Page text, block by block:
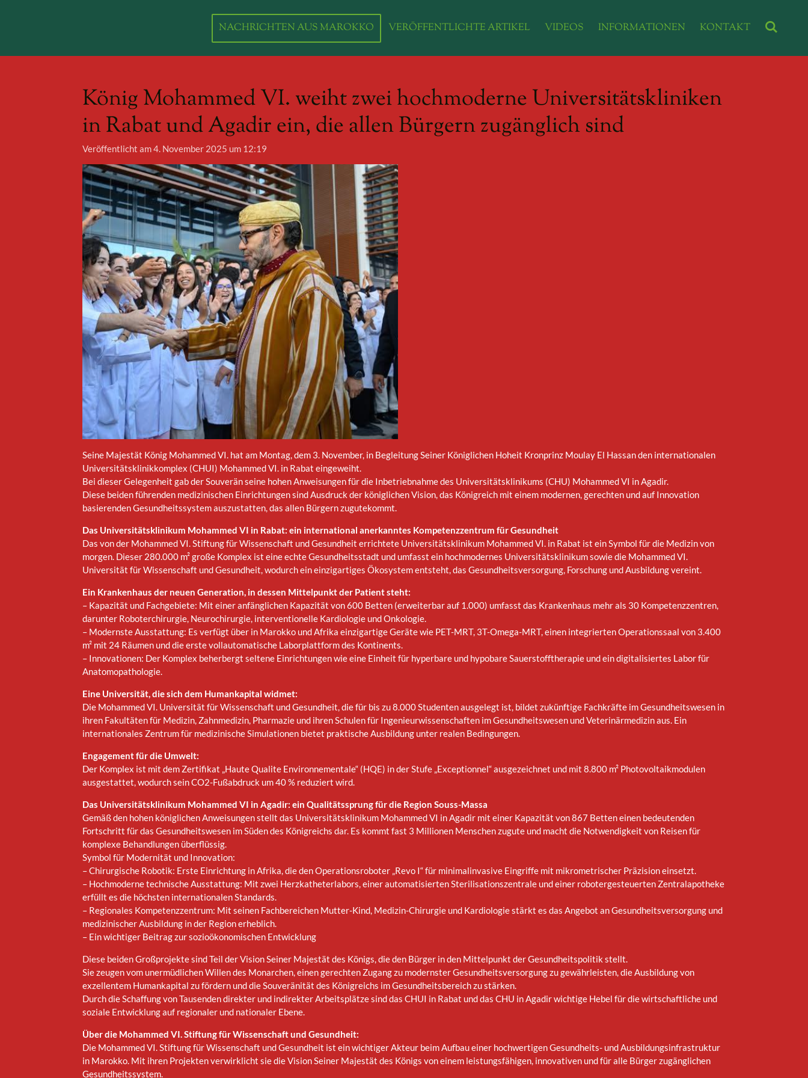
NACHRICHTEN AUS MAROKKO VERÖFFENTLICHTE ARTIKEL VIDEOS INFORMATIONEN KONTAKT
König Mohammed VI. weiht zwei hochmoderne Universitätskliniken
in Rabat und Agadir ein, die allen Bürgern zugänglich sind
Veröffentlicht am 4. November 2025 um 12:19
Seine Majestät König Mohammed VI. hat am Montag, dem 3. November, in Begleitung Seiner Königlichen Hoheit Kronprinz Moulay El Hassan den internationalen
Universitätsklinikkomplex (CHUI) Mohammed VI. in Rabat eingeweiht.
Bei dieser Gelegenheit gab der Souverän seine hohen Anweisungen für die Inbetriebnahme des Universitätsklinikums (CHU) Mohammed VI in Agadir.
Diese beiden führenden medizinischen Einrichtungen sind Ausdruck der königlichen Vision, das Königreich mit einem modernen, gerechten und auf Innovation
basierenden Gesundheitssystem auszustatten, das allen Bürgern zugutekommt.
Das Universitätsklinikum Mohammed VI in Rabat: ein international anerkanntes Kompetenzzentrum für Gesundheit
Das von der Mohammed VI. Stiftung für Wissenschaft und Gesundheit errichtete Universitätsklinikum Mohammed VI. in Rabat ist ein Symbol für die Medizin von
morgen. Dieser 280.000 m² große Komplex ist eine echte Gesundheitsstadt und umfasst ein hochmodernes Universitätsklinikum sowie die Mohammed VI.
Universität für Wissenschaft und Gesundheit, wodurch ein einzigartiges Ökosystem entsteht, das Gesundheitsversorgung, Forschung und Ausbildung vereint.
Ein Krankenhaus der neuen Generation, in dessen Mittelpunkt der Patient steht:
– Kapazität und Fachgebiete: Mit einer anfänglichen Kapazität von 600 Betten (erweiterbar auf 1.000) umfasst das Krankenhaus mehr als 30 Kompetenzzentren,
darunter Roboterchirurgie, Neurochirurgie, interventionelle Kardiologie und Onkologie.
– Modernste Ausstattung: Es verfügt über in Marokko und Afrika einzigartige Geräte wie PET-MRT, 3T-Omega-MRT, einen integrierten Operationssaal von 3.400
m² mit 24 Räumen und die erste vollautomatische Laborplattform des Kontinents.
– Innovationen: Der Komplex beherbergt seltene Einrichtungen wie eine Einheit für hyperbare und hypobare Sauerstofftherapie und ein digitalisiertes Labor für
Anatomopathologie.
Eine Universität, die sich dem Humankapital widmet:
Die Mohammed VI. Universität für Wissenschaft und Gesundheit, die für bis zu 8.000 Studenten ausgelegt ist, bildet zukünftige Fachkräfte im Gesundheitswesen in
ihren Fakultäten für Medizin, Zahnmedizin, Pharmazie und ihren Schulen für Ingenieurwissenschaften im Gesundheitswesen und Veterinärmedizin aus. Ein
internationales Zentrum für medizinische Simulationen bietet praktische Ausbildung unter realen Bedingungen.
Engagement für die Umwelt:
Der Komplex ist mit dem Zertifikat „Haute Qualite Environnementale“ (HQE) in der Stufe „Exceptionnel“ ausgezeichnet und mit 8.800 m² Photovoltaikmodulen
ausgestattet, wodurch sein CO2-Fußabdruck um 40 % reduziert wird.
Das Universitätsklinikum Mohammed VI in Agadir: ein Qualitätssprung für die Region Souss-Massa
Gemäß den hohen königlichen Anweisungen stellt das Universitätsklinikum Mohammed VI in Agadir mit einer Kapazität von 867 Betten einen bedeutenden
Fortschritt für das Gesundheitswesen im Süden des Königreichs dar. Es kommt fast 3 Millionen Menschen zugute und macht die Notwendigkeit von Reisen für
komplexe Behandlungen überflüssig.
Symbol für Modernität und Innovation:
– Chirurgische Robotik: Erste Einrichtung in Afrika, die den Operationsroboter „Revo I“ für minimalinvasive Eingriffe mit mikrometrischer Präzision einsetzt.
– Hochmoderne technische Ausstattung: Mit zwei Herzkatheterlabors, einer automatisierten Sterilisationszentrale und einer robotergesteuerten Zentralapotheke
erfüllt es die höchsten internationalen Standards.
– Regionales Kompetenzzentrum: Mit seinen Fachbereichen Mutter-Kind, Medizin-Chirurgie und Kardiologie stärkt es das Angebot an Gesundheitsversorgung und
medizinischer Ausbildung in der Region erheblich.
– Ein wichtiger Beitrag zur sozioökonomischen Entwicklung
Diese beiden Großprojekte sind Teil der Vision Seiner Majestät des Königs, die den Bürger in den Mittelpunkt der Gesundheitspolitik stellt.
Sie zeugen vom unermüdlichen Willen des Monarchen, einen gerechten Zugang zu modernster Gesundheitsversorgung zu gewährleisten, die Ausbildung von
exzellentem Humankapital zu fördern und die Souveränität des Königreichs im Gesundheitsbereich zu stärken.
Durch die Schaffung von Tausenden direkter und indirekter Arbeitsplätze sind das CHUI in Rabat und das CHU in Agadir wichtige Hebel für die wirtschaftliche und
soziale Entwicklung auf regionaler und nationaler Ebene.
Über die Mohammed VI. Stiftung für Wissenschaft und Gesundheit:
Die Mohammed VI. Stiftung für Wissenschaft und Gesundheit ist ein wichtiger Akteur beim Aufbau einer hochwertigen Gesundheits- und Ausbildungsinfrastruktur
in Marokko. Mit ihren Projekten verwirklicht sie die Vision Seiner Majestät des Königs von einem leistungsfähigen, innovativen und für alle Bürger zugänglichen
Gesundheitssystem.